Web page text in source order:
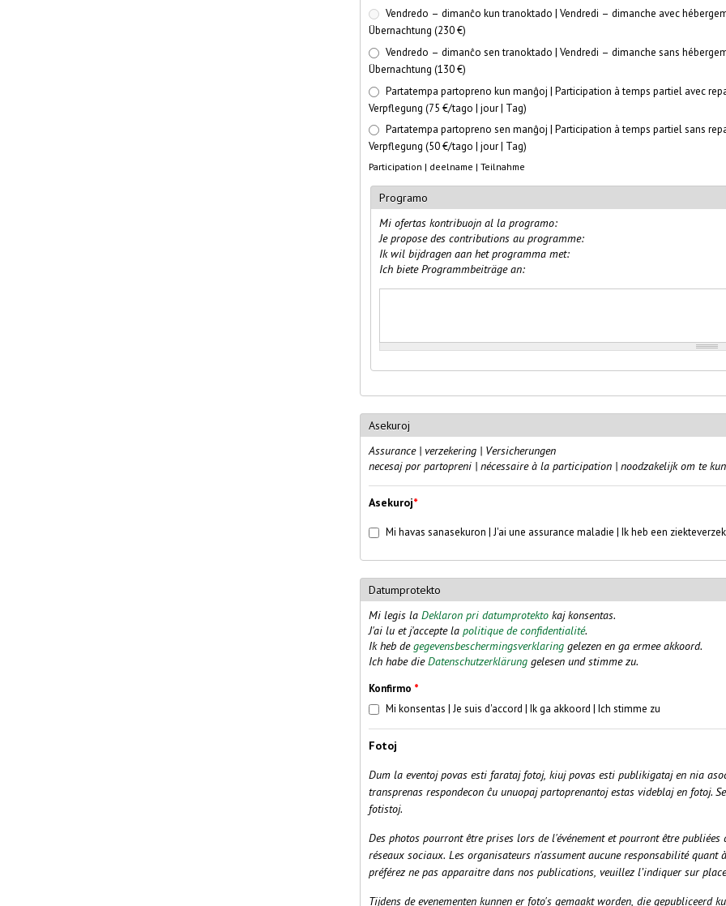
Vendredo – dimanĉo kun tranoktado | Vendredi – dimanche avec
Übernachtung (230 €)
Vendredo – dimanĉo sen tranoktado | Vendredi – dimanche sans
Übernachtung (130 €)
Partatempa partopreno kun manĝoj | Participation à temps partiel avec
Verpflegung (75 €/tago | jour | Tag)
Partatempa partopreno sen manĝoj | Participation à temps partiel sans
Verpflegung (50 €/tago | jour | Tag)
Participation | deelname | Teilnahme
Programo
Mi ofertas kontribuojn al la programo:
Je propose des contributions au programme:
Ik wil bijdragen aan het programma met:
Ich biete Programmbeiträge an:
Asekuroj
Assurance | verzekering | Versicherungen
necesaj por partopreni | nécessaire à la participation | noodzakelijk om te
Asekuroj*
Sanasekuro *
Mi havas sanasekuron | J'ai une assurance maladie | Ik heb een
Datumprotekto
Mi legis la Deklaron pri datumprotekto kaj konsentas.
J'ai lu et j'accepte la politique de confidentialité.
Ik heb degegevensbeschermingsverklaring gelezen en ga ermee akkoord.
Ich habe dieDatenschutzerklärung gelesen und stimme zu.
Konfirmo *
Mi konsentas | Je suis d'accord | Ik ga akkoord | Ich stimme zu
Fotoj
Dum la eventoj povas esti farataj fotoj, kiuj povas esti publikigataj en nia
transprenas respondecon ĉu unuopaj partoprenantoj estas videblaj en fotoj.
fotistoj.
Des photos pourront être prises lors de l'événement et pourront être
réseaux sociaux. Les organisateurs n'assument aucune responsabilité
préférez ne pas apparaitre dans nos publications, veuillez l’indiquer sur
Tijdens de evenementen kunnen er foto's gemaakt worden, die gepubliceerd